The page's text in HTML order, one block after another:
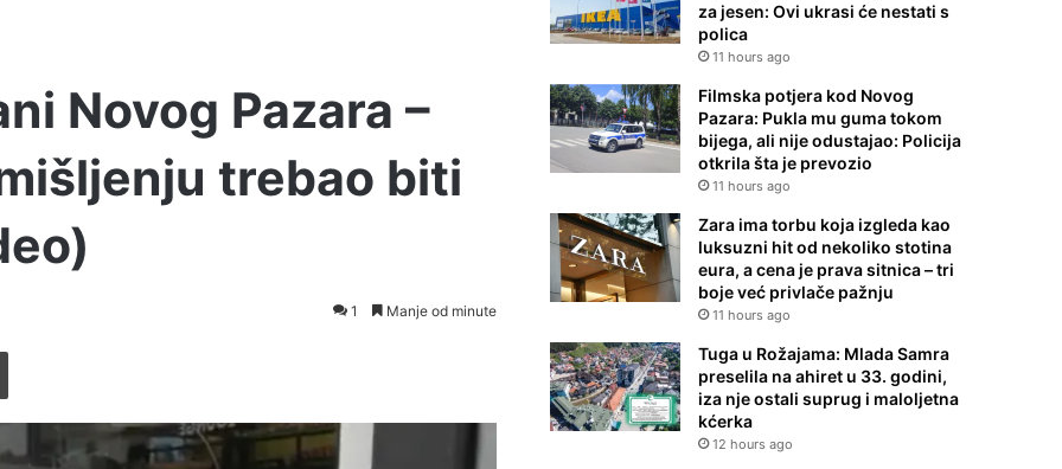
Novog Pazara –
trebao biti
1 Manje od minute
Printaj
za jesen: Ovi ukrasi će nestati s
polica
11 hours ago
Filmska potjera kod Novog
Pazara: Pukla mu guma tokom
bijega, ali nije odustajao: Policija
otkrila šta je prevozio
11 hours ago
Zara ima torbu koja izgleda kao
luksuzni hit od nekoliko stotina
eura, a cena je prava sitnica – tri
boje već privlače pažnju
11 hours ago
Tuga u Rožajama: Mlada Samra
preselila na ahiret u 33. godini,
iza nje ostali suprug i maloljetna
kćerka
12 hours ago